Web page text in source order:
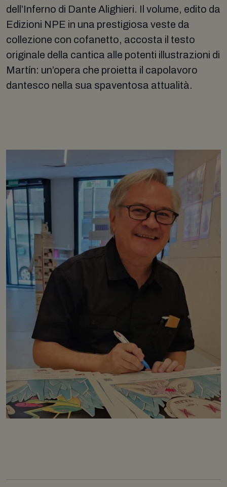
dell’Inferno di Dante Alighieri. Il volume, edito da
Edizioni NPE in una prestigiosa veste da
collezione con cofanetto, accosta il testo
originale della cantica alle potenti illustrazioni di
Martín: un’opera che proietta il capolavoro
dantesco nella sua spaventosa attualità.